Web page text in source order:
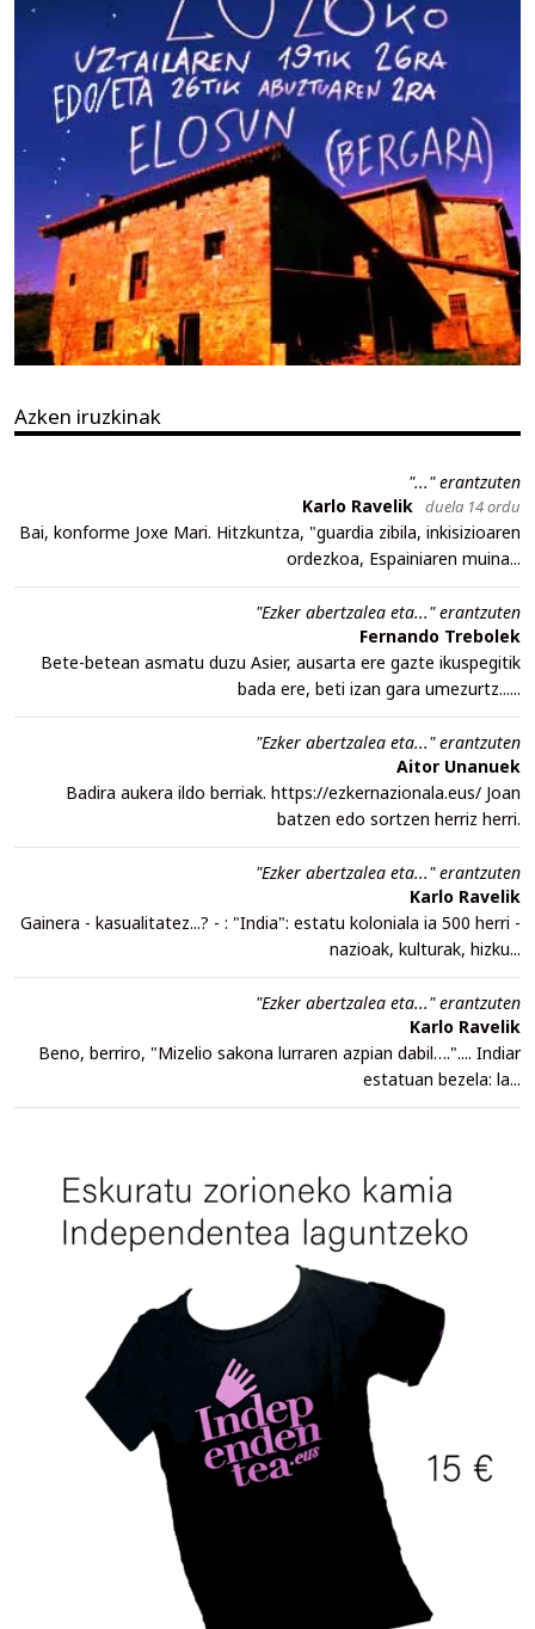
Azken iruzkinak
"..." erantzuten
Karlo Ravelik duela 14 ordu
Bai, konforme Joxe Mari. Hitzkuntza, "guardia zibila, inkisizioaren
ordezkoa, Espainiaren muina...
"Ezker abertzalea eta..." erantzuten
Fernando Trebolek
Bete-betean asmatu duzu Asier, ausarta ere gazte ikuspegitik
bada ere, beti izan gara umezurtz......
"Ezker abertzalea eta..." erantzuten
Aitor Unanuek
Badira aukera ildo berriak. https://ezkernazionala.eus/ Joan
batzen edo sortzen herriz herri.
"Ezker abertzalea eta..." erantzuten
Karlo Ravelik
Gainera - kasualitatez...? - : "India": estatu koloniala ia 500 herri -
nazioak, kulturak, hizku...
"Ezker abertzalea eta..." erantzuten
Karlo Ravelik
Beno, berriro, "Mizelio sakona lurraren azpian dabil….".... Indiar
estatuan bezela: la...